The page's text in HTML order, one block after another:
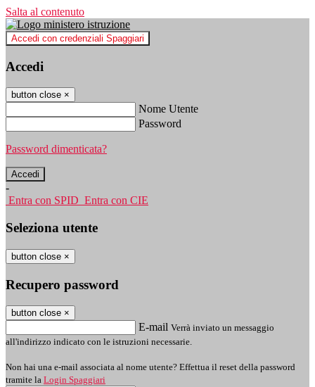
Salta al contenuto
Accedi con credenziali Spaggiari
Accedi
button close ×
Nome Utente
Password
Password dimenticata?
-
Entra con SPID Entra con CIE
Seleziona utente
button close ×
Recupero password
button close ×
E-mail Verrà inviato un messaggio
all'indirizzo indicato con le istruzioni necessarie.
Non hai una e-mail associata al nome utente? Effettua il reset della password
tramite la Login Spaggiari